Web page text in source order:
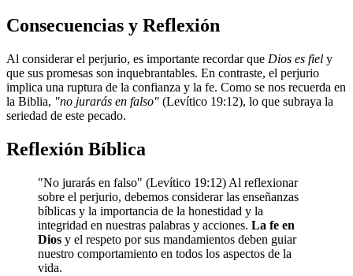
Consecuencias y Reflexión
Al considerar el perjurio, es importante recordar que Dios es fiel y
que sus promesas son inquebrantables. En contraste, el perjurio
implica una ruptura de la confianza y la fe. Como se nos recuerda en
la Biblia, "no jurarás en falso" (Levítico 19:12), lo que subraya la
seriedad de este pecado.
Reflexión Bíblica
"No jurarás en falso" (Levítico 19:12) Al reflexionar
sobre el perjurio, debemos considerar las enseñanzas
bíblicas y la importancia de la honestidad y la
integridad en nuestras palabras y acciones. La fe en
Dios y el respeto por sus mandamientos deben guiar
nuestro comportamiento en todos los aspectos de la
vida.